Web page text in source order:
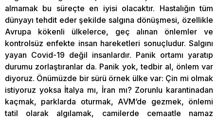
almamak bu süreçte en iyisi olacaktır. Hastalığın tüm
dünyayı tehdit eder şekilde salgına dönüşmesi, özellikle
Avrupa kökenli ülkelerce, geç alınan önlemler ve
kontrolsüz enfekte insan hareketleri sonuçludur. Salgını
yayan Covid-19 değil insanlardır. Panik ortamı yaratıp
durumu zorlaştıranlar da. Panik yok, tedbir al, önlem var
diyoruz. Önümüzde bir sürü örnek ülke var: Çin mi olmak
istiyoruz yoksa İtalya mı, İran mı? Zorunlu karantinadan
kaçmak, parklarda oturmak, AVM’de gezmek, önlemi
tatil olarak algılamak, camilerde cemaatle namaz